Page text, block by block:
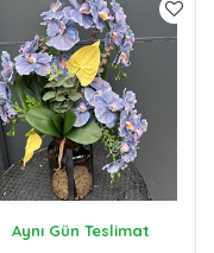
Aynı Gün Teslimat